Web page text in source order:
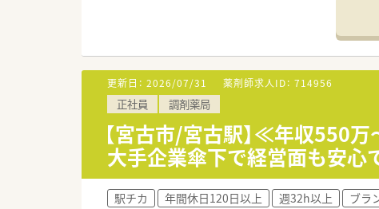
■全国に400店舗以上を展開し、東
■東証プライム上場企業である東
■専門・認定薬剤師の資格取得を支
【こんな方にオススメ】
■年間休日120日以上、残業も非常
■東証プライム上場企業のグルー
■転居を伴う異動がないため、地域
更新日： 2026/07/31 薬剤師求人ID： 714956
正社員 調剤薬局
【宮古市/宮古駅】≪年収550
大手企業傘下で経営面も安心
駅チカ 年間休日120日以上 週32h以上 ブラ